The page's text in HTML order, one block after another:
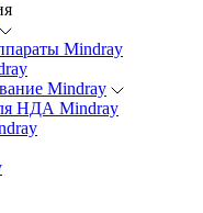
Mindray
Mindray
НДА Mindray